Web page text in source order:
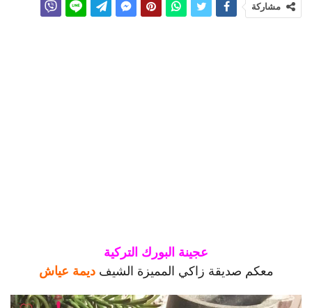
مشاركة
عجينة البورك التركية
معكم صديقة زاكي المميزة الشيف ديمة عياش